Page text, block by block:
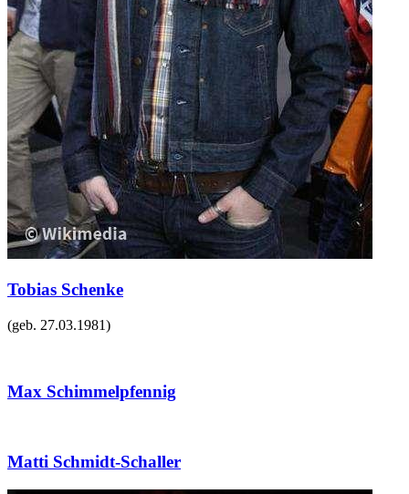
Tobias Schenke
(geb. 27.03.1981)
Max Schimmelpfennig
Matti Schmidt-Schaller